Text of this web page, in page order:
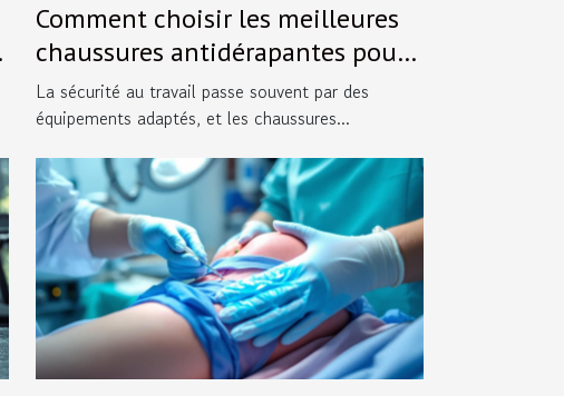
Comment choisir les meilleures
chaussures antidérapantes pour
votre profession ?
La sécurité au travail passe souvent par des
équipements adaptés, et les chaussures...